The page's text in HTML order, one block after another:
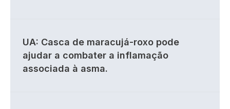
UA: Casca de maracujá-roxo pode
ajudar a combater a inflamação
associada à asma.